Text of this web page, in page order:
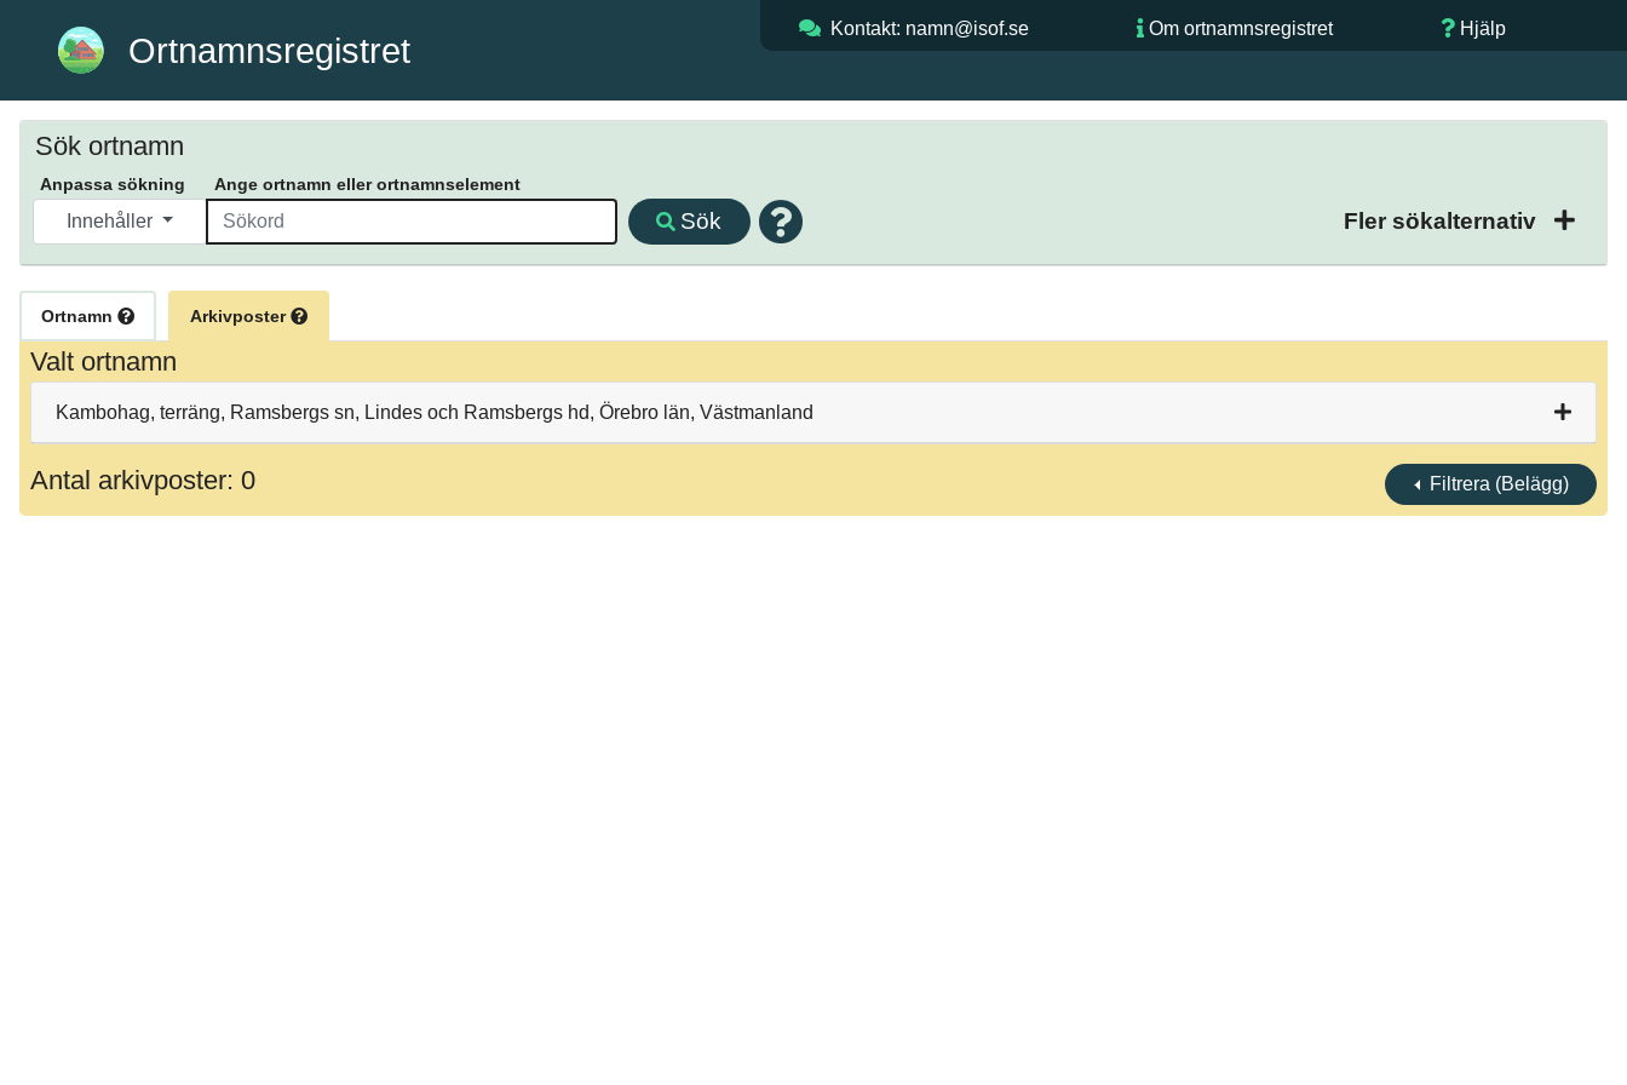
Ortnamnsregistret
Kontakt: namn@isof.se Om ortnamnsregistret Hjälp
Sök ortnamn
Anpassa sökning Ange ortnamn eller ortnamnselement
Innehåller Sök Fler sökalternativ
Ortnamn Arkivposter
Valt ortnamn
Kambohag, terräng, Ramsbergs sn, Lindes och Ramsbergs hd, Örebro län, Västmanland
Antal arkivposter: 0 Filtrera (Belägg)